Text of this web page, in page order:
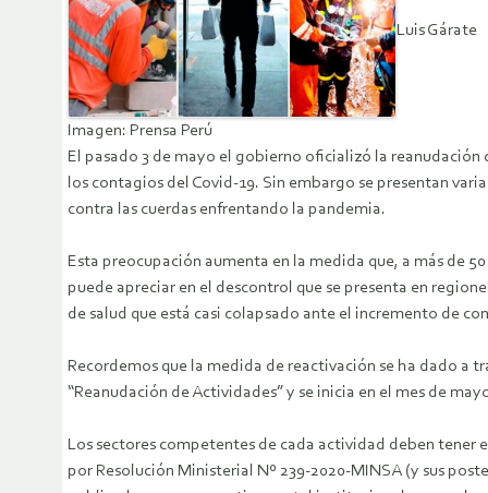
Luis Gárate
Imagen: Prensa Perú
El pasado 3 de mayo el gobierno oficializó la
los contagios del Covid-19. Sin embargo se presentan
contra las cuerdas enfrentando la pandemia.
Esta preocupación aumenta en la medida que, a más de
puede apreciar en el descontrol que se presenta en
de salud que está casi colapsado ante el incremento de
Recordemos que la medida de reactivación se ha dado a
“Reanudación de Actividades” y se inicia en el mes de
Los sectores competentes de cada actividad deben tener
por Resolución Ministerial Nº 239-2020-MINSA (y sus